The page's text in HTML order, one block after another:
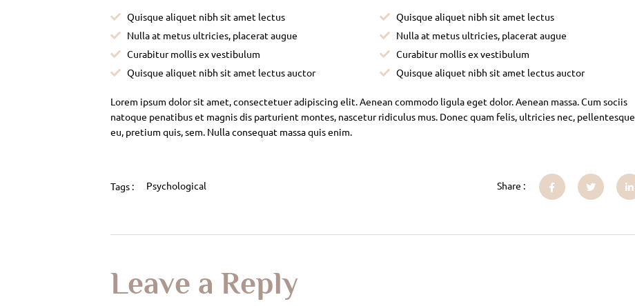
Quisque aliquet nibh sit amet lectus
Nulla at metus ultricies, placerat augue
Curabitur mollis ex vestibulum
Quisque aliquet nibh sit amet lectus auctor
Quisque aliquet nibh sit amet lectus
Nulla at metus ultricies, placerat augue
Curabitur mollis ex vestibulum
Quisque aliquet nibh sit amet lectus auctor
Lorem ipsum dolor sit amet, consectetuer adipiscing elit. Aenean commodo ligula eget dolor. Aenean massa. Cum sociis
natoque penatibus et magnis dis parturient montes, nascetur ridiculus mus. Donec quam felis, ultricies nec, pellentesque
eu, pretium quis, sem. Nulla consequat massa quis enim.
Tags : Psychological Share :
Leave a Reply